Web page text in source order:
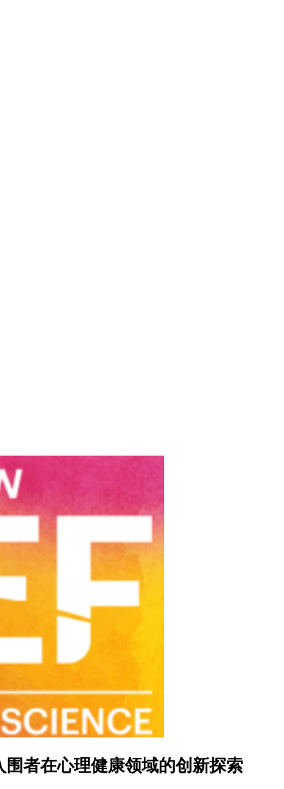
围者在心理健康领域的创新探索